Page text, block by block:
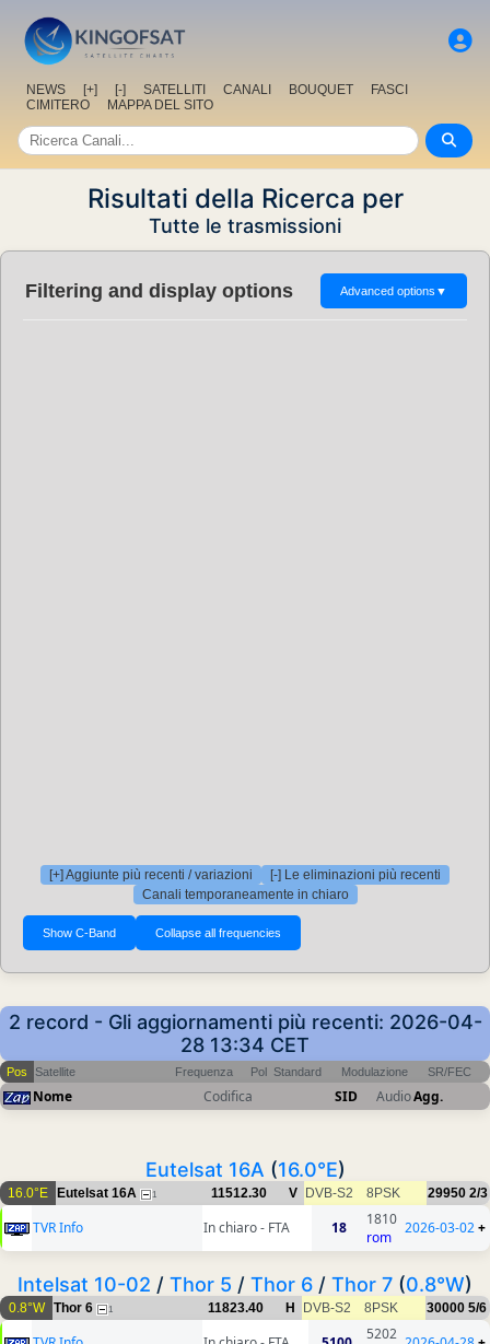
NEWS [+] [-] SATELLITI CANALI BOUQUET
FASCI
CIMITERO
MAPPA DEL SITO
Risultati della Ricerca per
Tutte le trasmissioni
Filtering and display options Advanced options ▼
[+] Aggiunte più recenti / variazioni
[-] Le eliminazioni più recenti
Canali temporaneamente in chiaro
2 record - Gli aggiornamenti più recenti: 2026-04-
28 13:34 CET
Pos Satellite Frequenza Pol Standard Modulazione SR/FEC
Nome Codifica SID AudioAgg.
Eutelsat 16A (16.0°E)
16.0°E Eutelsat 16A 1 11512.30 V DVB-S2 8PSK 29950 2/3
TVR Info In chiaro - FTA 18
1810
rom
2026-03-02+
Intelsat 10-02 / Thor 5 / Thor 6 / Thor 7 (0.8°W)
0.8°W Thor 6 1 11823.40 H DVB-S2 8PSK 30000 5/6
5202